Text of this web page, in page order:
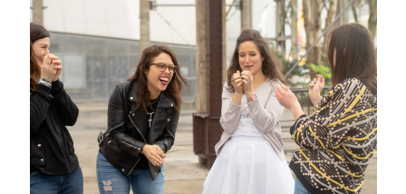
Prestations
A propos
Contact